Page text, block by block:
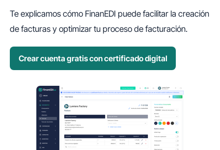
Te explicamos cómo FinanEDI puede facilitar la creación
de facturas y optimizar tu proceso de facturación.
Crear cuenta gratis con certificado digital